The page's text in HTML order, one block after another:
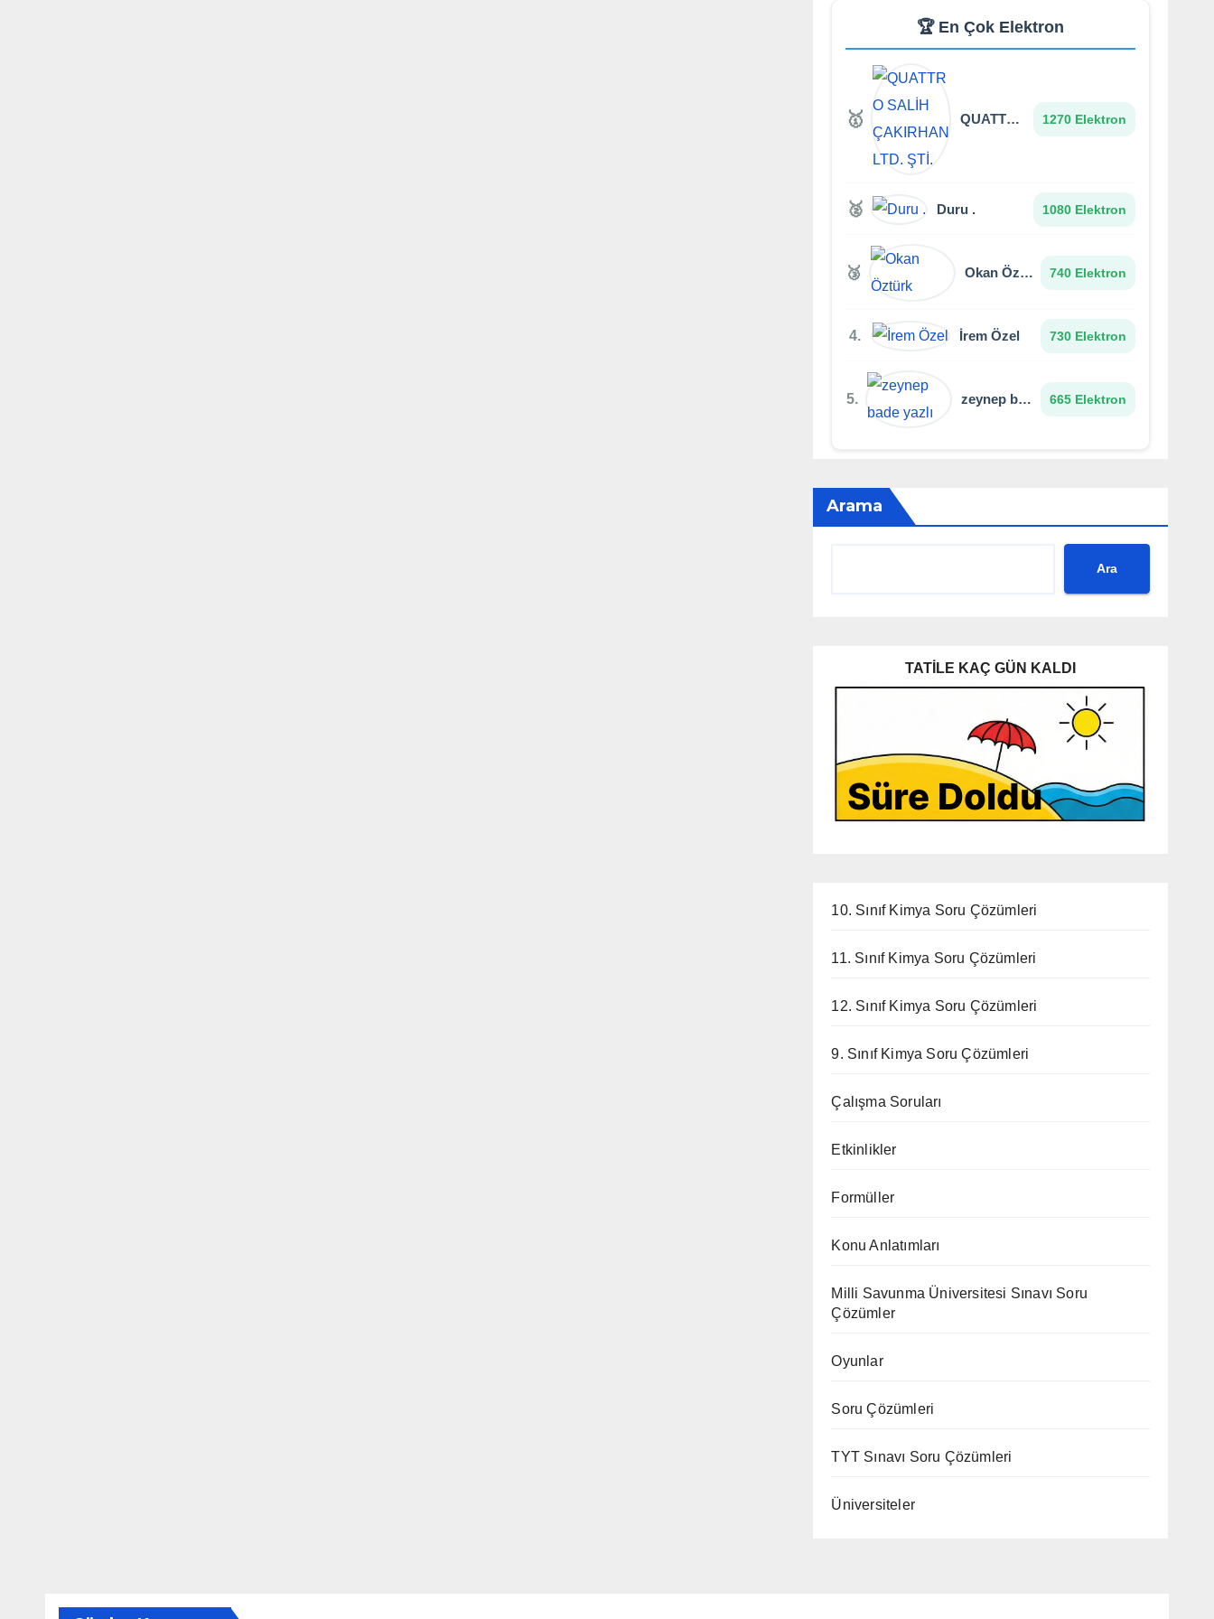
🏆 En Çok Elektron
🥇 QUATTRO SALİH ÇAKIRHAN LTD. ŞTİ. 1270 Elektron
🥈 Duru . 1080 Elektron
🥉 Okan Öztürk 740 Elektron
4. İrem Özel 730 Elektron
5. zeynep bade yazlı 665 Elektron
Arama
Ara
TATİLE KAÇ GÜN KALDI
Süre Doldu
10. Sınıf Kimya Soru Çözümleri
11. Sınıf Kimya Soru Çözümleri
12. Sınıf Kimya Soru Çözümleri
9. Sınıf Kimya Soru Çözümleri
Çalışma Soruları
Etkinlikler
Formüller
Konu Anlatımları
Milli Savunma Üniversitesi Sınavı Soru
Çözümler
Oyunlar
Soru Çözümleri
TYT Sınavı Soru Çözümleri
Üniversiteler